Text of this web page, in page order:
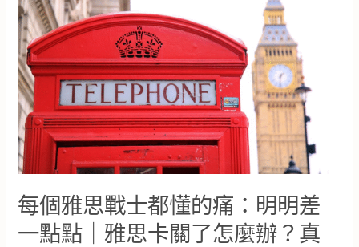
變
簡
單
了
嗎？
我
到
底
要
考
雅
還
每個雅思戰士都懂的痛：明明差
一點點｜雅思卡關了怎麼辦？真